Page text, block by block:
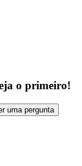
o primeiro!
uma pergunta